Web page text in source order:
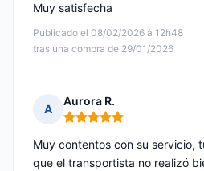
Publicado el 08/02/2026 à 12h48
tras una compra de 29/01/2026
Muy satisfecha
A
Aurora R.
Nota: 5 de 5
Muy contentos con su servicio,
que el transportista no realizó